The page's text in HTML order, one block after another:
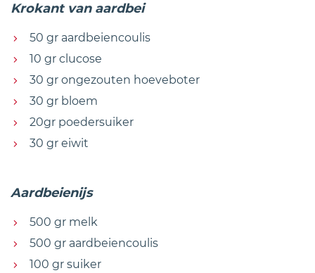
Krokant van aardbei
50 gr aardbeiencoulis
10 gr clucose
30 gr ongezouten hoeveboter
30 gr bloem
20gr poedersuiker
30 gr eiwit
Aardbeienijs
500 gr melk
500 gr aardbeiencoulis
100 gr suiker